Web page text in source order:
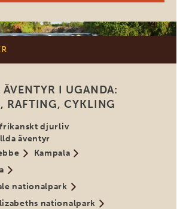
ÄVENTYR I UGANDA:
RAFTING, CYKLING
djurliv
äventyr
Kampala
nationalpark
nationalpark